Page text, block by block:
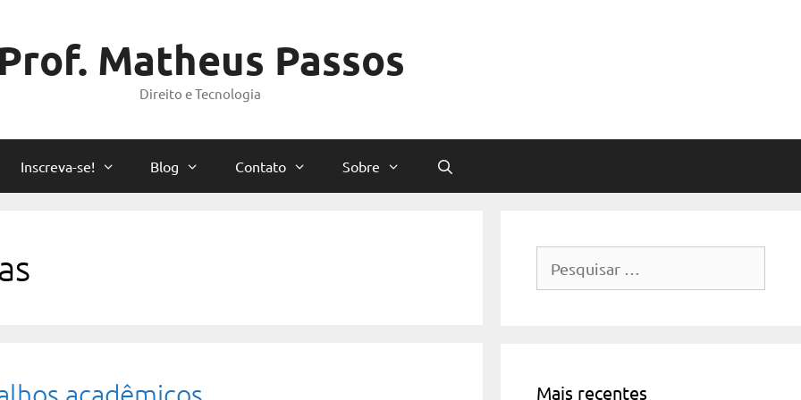
Prof. Matheus Passos
Direito e Tecnologia
Inscreva-se! Blog Contato Sobre
por:
Mais recentes